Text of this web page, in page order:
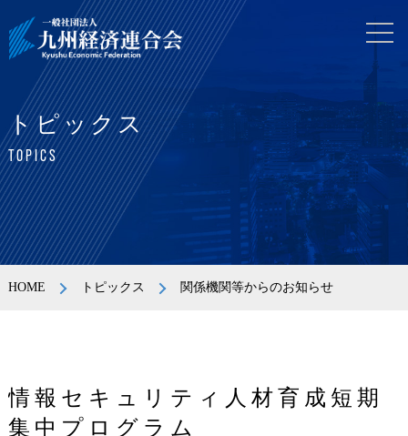
トピックス
TOPICS
HOME トピックス 関係機関等からのお知らせ
情報セキュリティ人材育成短期
集中プログラム